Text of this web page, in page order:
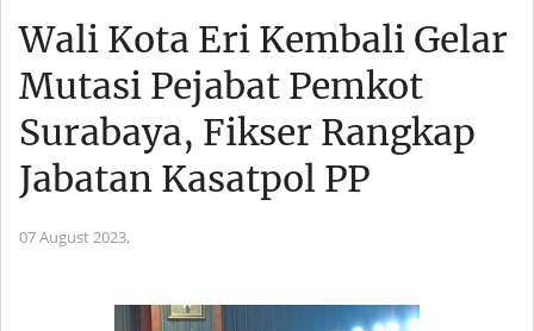
Wali Kota Eri Kembali Gelar
Mutasi Pejabat Pemkot
Surabaya, Fikser Rangkap
Jabatan Kasatpol PP
07 August 2023,